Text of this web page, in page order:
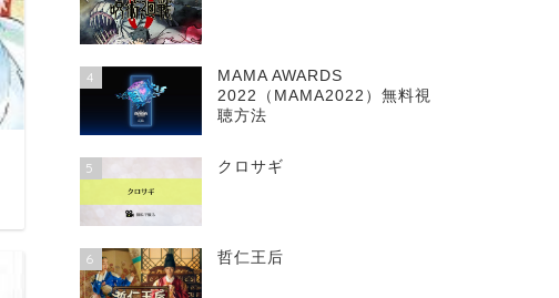
4
MAMA AWARDS
2022（MAMA2022）無料視
聴方法
5 クロサギ
6 哲仁王后